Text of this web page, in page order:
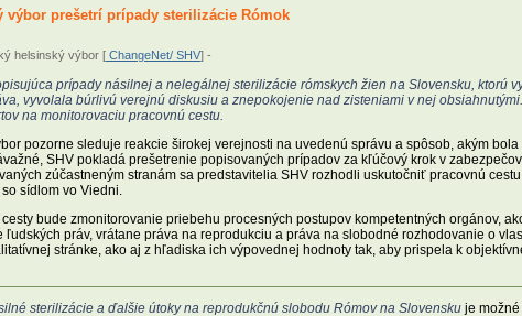
výbor prešetrí prípady sterilizácie Rómok
helsinský výbor [ ChangeNet/ SHV] -
prípady násilnej a nelegálnej sterilizácie rómskych žien na Slovensku, ktorú
vyvolala búrlivú verejnú diskusiu a znepokojenie nad zisteniami v nej
na monitorovaciu pracovnú cestu.
pozorne sleduje reakcie širokej verejnosti na uvedenú správu a spôsob, akým
SHV pokladá prešetrenie popisovaných prípadov za kľúčový krok v
zúčastneným stranám sa predstavitelia SHV rozhodli uskutočniť pracovnú
so sídlom vo Viedni.
bude zmonitorovanie priebehu procesných postupov kompetentných orgánov,
práv, vrátane práva na reprodukciu a práva na slobodné rozhodovanie o
stránke, ako aj z hľadiska ich výpovednej hodnoty tak, aby prispela k
sterilizácie a ďalšie útoky na reprodukčnú slobodu Rómov na Slovensku je